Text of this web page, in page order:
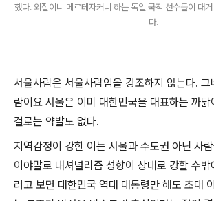
했다. 외질이니 메르테자커니 하는 독일 국적 선수들이 대
다.
서울사람은 서울사람임을 강조하지 않는다.
람이요 서울은 이미 대한민국을 대표하는 까
걸로는 약발도 없다.
지역감정이 강한 이는 서울과 수도권 아닌 사
이야말로 내셔널리즘 성향이 상대로 강할 수
러고 보면 대한민국 역대 대통령만 해도 초대